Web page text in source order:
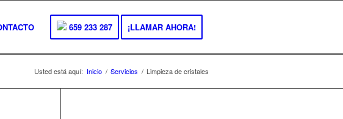
659 233 287 ¡LLAMAR AHORA!
Usted está aquí: Inicio / Servicios / Limpieza de cristales